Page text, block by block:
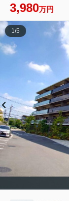
3,980万円
1/5